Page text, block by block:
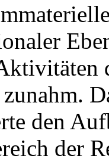
zunahm.
den
der